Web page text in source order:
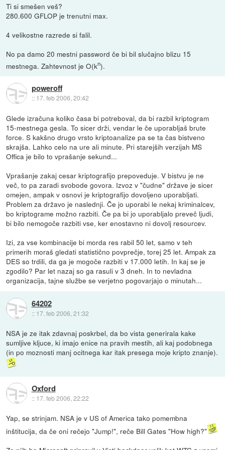
Ti si smešen veš?
280.600 GFLOP je trenutni max.
4 velikostne razrede si falil.
No pa damo 20 mestni password če bi bil slučajno blizu 15
mestnega. Zahtevnost je O(kn).
poweroff
:: 17. feb 2006, 20:42
Glede izračuna koliko časa bi potreboval, da bi razbil kriptogram
15-mestnega gesla. To sicer drži, vendar le če uporabljaš brute
force. S kakšno drugo vrsto kriptoanalize pa se ta čas bistveno
skrajša. Lahko celo na ure ali minute. Pri starejših verzijah MS
Offica je bilo to vprašanje sekund...
Vprašanje zakaj cesar kriptografijo prepoveduje. V bistvu je ne
več, to pa zaradi svobode govora. Izvoz v "čudne" države je sicer
omejen, ampak v osnovi je kriptografijo dovoljeno uporabljati.
Problem za državo je naslednji. Če jo uporabi le nekaj kriminalcev,
bo kriptograme možno razbiti. Če pa bi jo uporabljalo preveč ljudi,
bi bilo nemogoče razbiti vse, ker enostavno ni dovolj resourcev.
Izi, za vse kombinacije bi morda res rabil 50 let, samo v teh
primerih moraš gledati statistično povprečje, torej 25 let. Ampak za
DES so trdili, da ga je mogoče razbiti v 17.000 letih. In kaj se je
zgodilo? Par let nazaj so ga rasuli v 3 dneh. In to nevladna
organizacija, tajne službe se verjetno pogovarjajo o minutah...
64202
:: 17. feb 2006, 21:32
NSA je ze itak zdavnaj poskrbel, da bo vista generirala kake
sumljive kljuce, ki imajo enice na pravih mestih, ali kaj podobnega
(in po moznosti manj ocitnega kar itak presega moje kripto znanje).
Oxford
:: 17. feb 2006, 22:22
Yap, se strinjam. NSA je v US of America tako pomembna
inštitucija, da če oni rečejo "Jump!", reče Bill Gates "How high?"